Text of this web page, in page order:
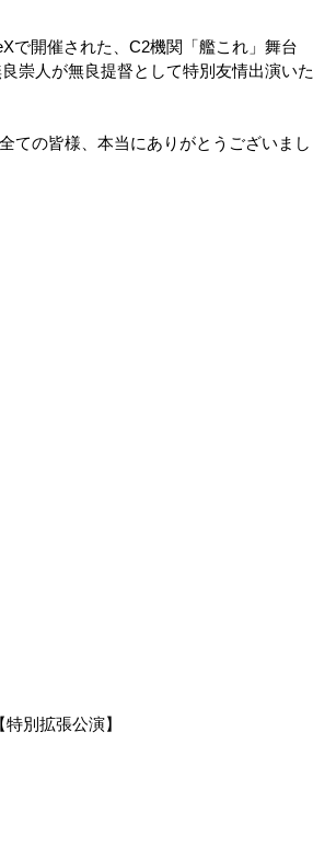
で開催された、C2機関「艦これ」舞台
崇人が無良提督として特別友情出演いた
ての皆様、本当にありがとうございまし
別拡張公演】